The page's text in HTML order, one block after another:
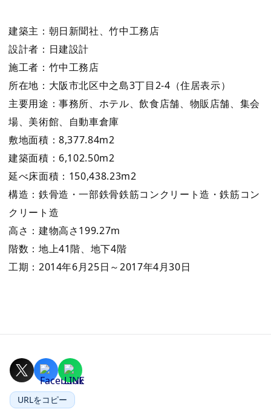
建築主：朝日新聞社、竹中工務店
設計者：日建設計
施工者：竹中工務店
所在地：大阪市北区中之島3丁目2-4（住居表示）
主要用途：事務所、ホテル、飲食店舗、物販店舗、集会
場、美術館、自動車倉庫
敷地面積：8,377.84m2
建築面積：6,102.50m2
延べ床面積：150,438.23m2
構造：鉄骨造・一部鉄骨鉄筋コンクリート造・鉄筋コン
クリート造
高さ：建物高さ199.27m
階数：地上41階、地下4階
工期：2014年6月25日～2017年4月30日
URLをコピー